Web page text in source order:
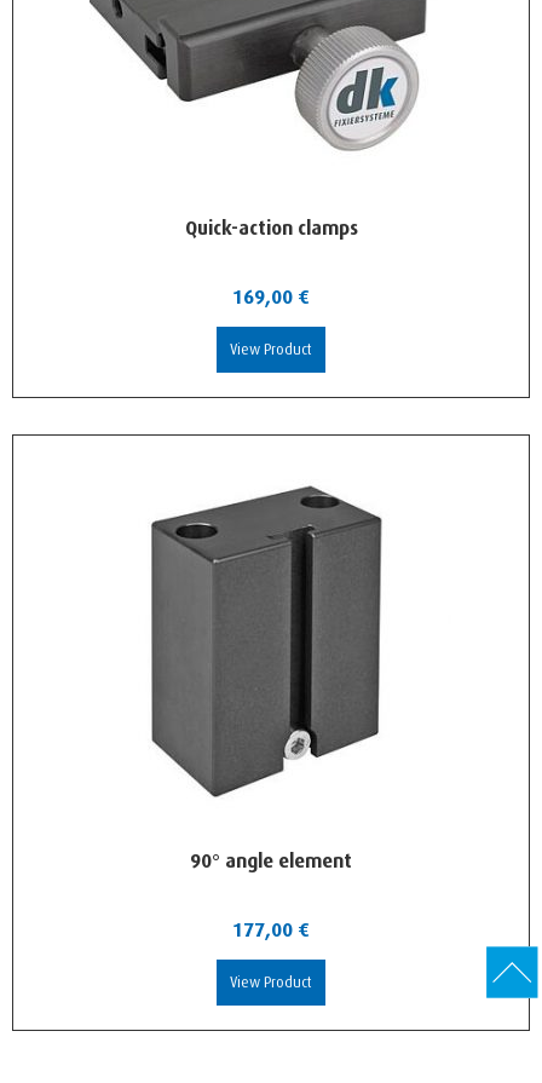
Quick-action clamps
169,00 €
View Product
90° angle element
177,00 €
View Product